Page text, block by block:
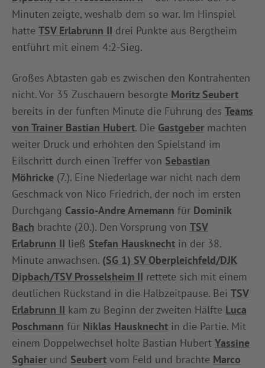
Minuten zeigte, weshalb dem so war. Im Hinspiel
hatte TSV Erlabrunn II drei Punkte aus Bergtheim
entführt mit einem 4:2-Sieg.
Großes Abtasten gab es zwischen den Kontrahenten
nicht. Vor 35 Zuschauern besorgte Moritz Seubert
bereits in der fünften Minute die Führung des Teams
von Trainer Bastian Hubert. Die Gastgeber machten
weiter Druck und erhöhten den Spielstand im
Eilschritt durch einen Treffer von Sebastian
Möhricke (7.). Eine Niederlage war nicht nach dem
Geschmack von Nico Friedrich, der noch im ersten
Durchgang Cassio-Andre Arnemann für Dominik
Bach brachte (20.). Den Vorsprung von TSV
Erlabrunn II ließ Stefan Hausknecht in der 38.
Minute anwachsen. (SG 1) SV Oberpleichfeld/DJK
Dipbach/TSV Prosselsheim II rettete sich mit einem
deutlichen Rückstand in die Halbzeitpause. Bei TSV
Erlabrunn II kam zu Beginn der zweiten Hälfte Luca
Poschmann für Niklas Hausknecht in die Partie. Mit
einem Doppelwechsel holte Bastian Hubert Yassine
Sghaier und Seubert vom Feld und brachte Marco